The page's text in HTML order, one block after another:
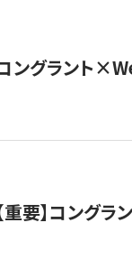
ングラント
重要】コング